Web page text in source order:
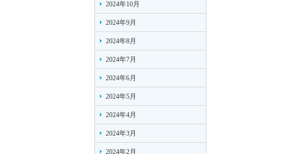
2024年10月
2024年9月
2024年8月
2024年7月
2024年6月
2024年5月
2024年4月
2024年3月
2024年2月